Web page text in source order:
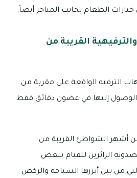
الطعام بجانب المتاجر أيضاً.
القريبة من
الترفيه الواقعة على مقربة من
الوصول إليها في غضون دقائق فقط
أشهر الشواطئ القريبة من
الزائرين للقيام ببعض
من بين أبرزها السباحة والركض